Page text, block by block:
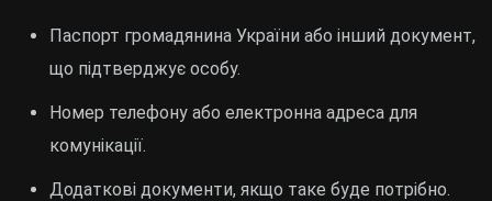
Паспорт громадянина України або інший документ,
що підтверджує особу.
Номер телефону або електронна адреса для
комунікації.
Додаткові документи, якщо таке буде потрібно.